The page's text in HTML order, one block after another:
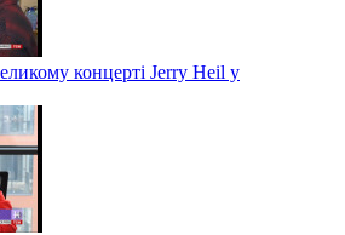
концерті Jerry Heil у